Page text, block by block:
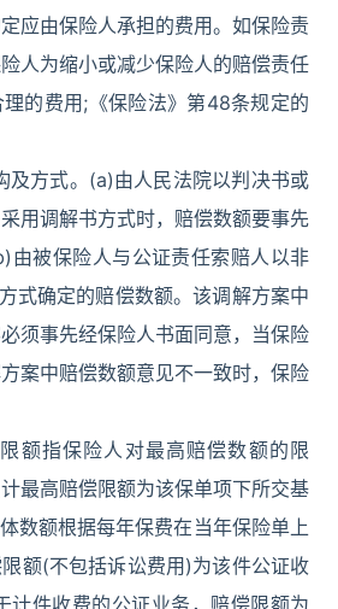
应由保险人承担的费用。如保险责
人为缩小或减少保险人的赔偿责任
的费用;《保险法》第48条规定的
及方式。(a)由人民法院以判决书或
用调解书方式时，赔偿数额要事先
由被保险人与公证责任索赔人以非
式确定的赔偿数额。该调解方案中
须事先经保险人书面同意，当保险
案中赔偿数额意见不一致时，保险
额指保险人对最高赔偿数额的限
最高赔偿限额为该保单项下所交基
数额根据每年保费在当年保险单上
额(不包括诉讼费用)为该件公证收
计件收费的公证业务，赔偿限额为